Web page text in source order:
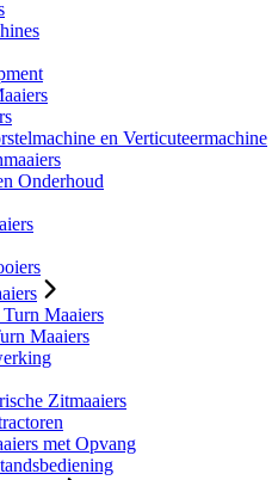
en Verticuteermachine
Onderhoud
Maaiers
Maaiers
Zitmaaiers
met Opvang